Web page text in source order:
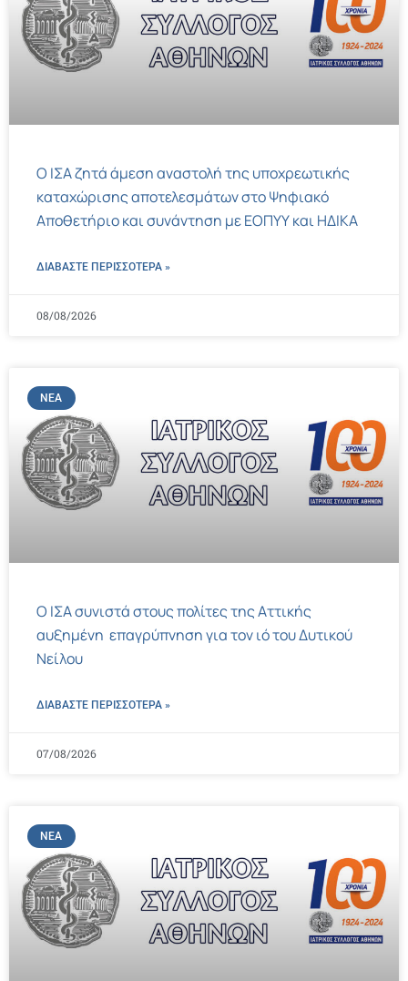
Ο ΙΣΑ ζητά άμεση αναστολή της υποχρεωτικής
καταχώρισης αποτελεσμάτων στο Ψηφιακό
Αποθετήριο και συνάντηση με ΕΟΠΥΥ και ΗΔΙΚΑ
ΔΙΑΒΑΣΤΕ ΠΕΡΙΣΣΌΤΕΡΑ »
08/08/2026
ΝΈΑ
Ο ΙΣΑ συνιστά στους πολίτες της Αττικής
αυξημένη επαγρύπνηση για τον ιό του Δυτικού
Νείλου
ΔΙΑΒΑΣΤΕ ΠΕΡΙΣΣΌΤΕΡΑ »
07/08/2026
ΝΈΑ